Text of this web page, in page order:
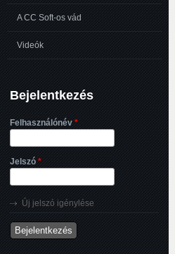
A CC Soft-os vád
Videók
Bejelentkezés
Felhasználónév *
Jelszó *
Új jelszó igénylése